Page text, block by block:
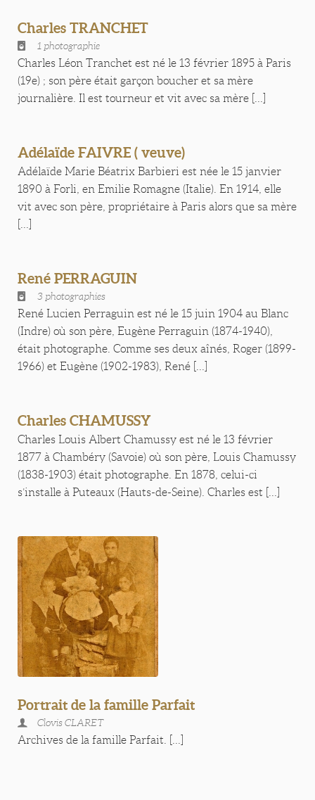
Charles TRANCHET
1 photographie
Charles Léon Tranchet est né le 13 février 1895 à Paris
(19e) ; son père était garçon boucher et sa mère
journalière. Il est tourneur et vit avec sa mère [...]
Adélaïde FAIVRE ( veuve)
Adélaïde Marie Béatrix Barbieri est née le 15 janvier
1890 à Forli, en Emilie Romagne (Italie). En 1914, elle
vit avec son père, propriétaire à Paris alors que sa mère
René PERRAGUIN
3 photographies
René Lucien Perraguin est né le 15 juin 1904 au Blanc
(Indre) où son père, Eugène Perraguin (1874-1940),
était photographe. Comme ses deux aînés, Roger (1899-
1966) et Eugène (1902-1983), René [...]
Charles CHAMUSSY
Charles Louis Albert Chamussy est né le 13 février
1877 à Chambéry (Savoie) où son père, Louis Chamussy
(1838-1903) était photographe. En 1878, celui-ci
s’installe à Puteaux (Hauts-de-Seine). Charles est [...]
Portrait de la famille Parfait
Clovis CLARET
Archives de la famille Parfait. [...]